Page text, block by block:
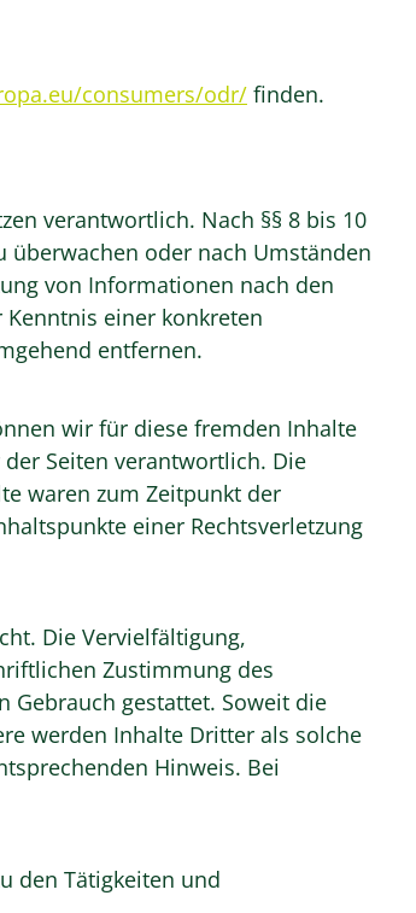
consumers/odr/ finden.
verantwortlich. Nach §§ 8 bis 10
oder nach Umständen
von Informationen nach den
einer konkreten
entfernen.
wir für diese fremden Inhalte
Seiten verantwortlich. Die
waren zum Zeitpunkt der
einer Rechtsverletzung
Die Vervielfältigung,
Zustimmung des
Gebrauch gestattet. Soweit die
werden Inhalte Dritter als solche
Hinweis. Bei
den Tätigkeiten und